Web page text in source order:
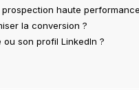
haute performance
la conversion ?
son profil LinkedIn ?